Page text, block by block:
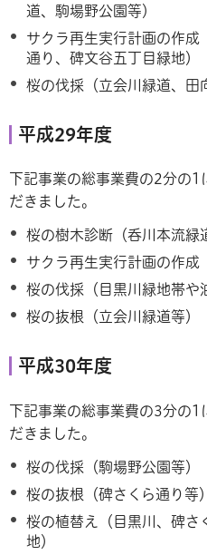
道、駒場野公園等）
サクラ再生実行計画の作成
通り、碑文谷五丁目緑地）
桜の伐採（立会川緑道、田
平成29年度
下記事業の総事業費の2分の
だきました。
桜の樹木診断（呑川本流緑
サクラ再生実行計画の作成
桜の伐採（目黒川緑地帯や
桜の抜根（立会川緑道等）
平成30年度
下記事業の総事業費の3分の
だきました。
桜の伐採（駒場野公園等）
桜の抜根（碑さくら通り等）
桜の植替え（目黒川、碑さ
地）